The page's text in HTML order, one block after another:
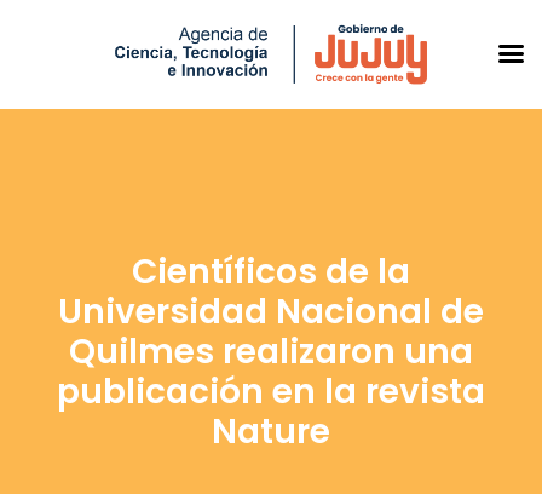
Científicos de la
Universidad Nacional de
Quilmes realizaron una
publicación en la revista
Nature